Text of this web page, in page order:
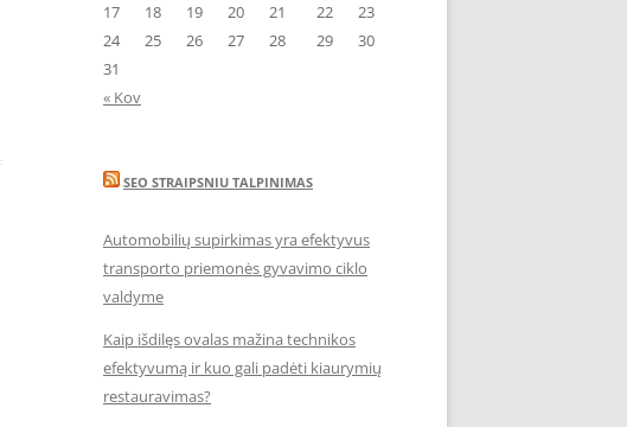
17
18 19 20 21 22
23
24
25 26 27 28 29
30
31
« Kov
SEO STRAIPSNIU TALPINIMAS
Automobilių supirkimas yra efektyvus
transporto priemonės gyvavimo ciklo
valdyme
Kaip išdilęs ovalas mažina technikos
efektyvumą ir kuo gali padėti kiaurymių
restauravimas?